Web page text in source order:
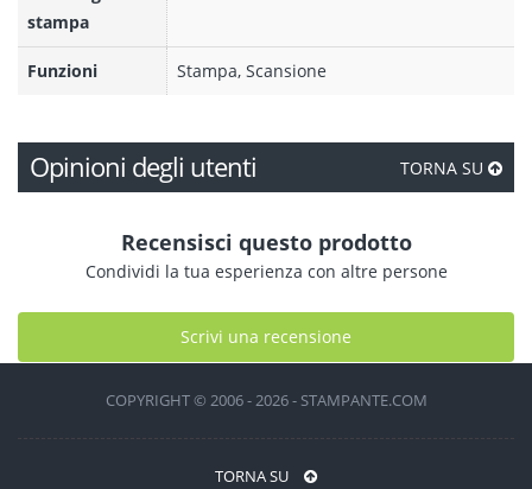
stampa
Funzioni Stampa, Scansione
Opinioni degli utenti TORNA SU
Recensisci questo prodotto
Condividi la tua esperienza con altre persone
Scrivi una recensione
COPYRIGHT © 2006 - 2026 - STAMPANTE.COM
TORNA SU